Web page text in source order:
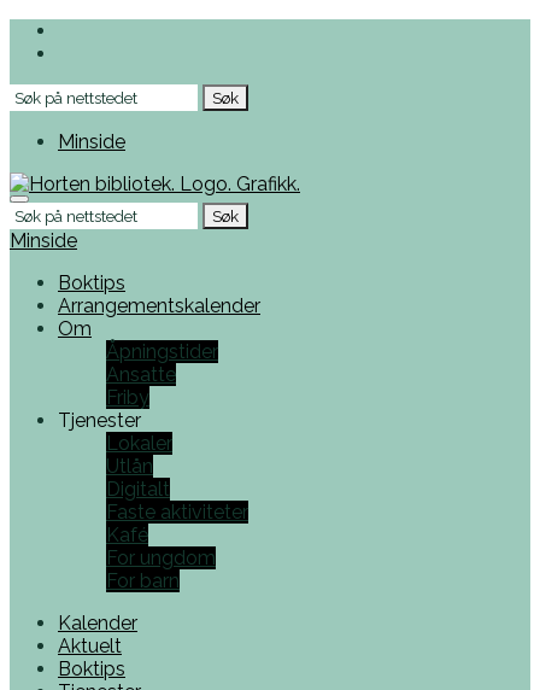
Skip
content
Søk
etter
Minside
Menu
Søk
etter
Minside
Boktips
Arrangementskalender
Om
Åpningstider
Ansatte
Friby
Tjenester
Lokaler
Utlån
Digitalt
Faste aktiviteter
Kafé
For ungdom
For barn
Kalender
Aktuelt
Boktips